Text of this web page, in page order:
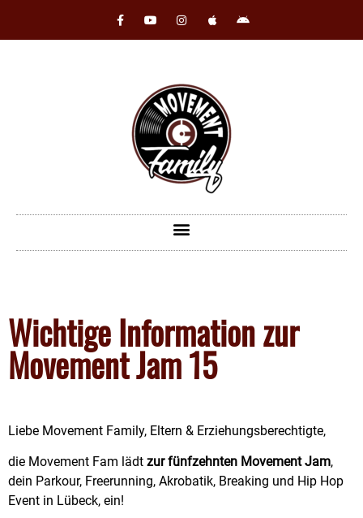
Wichtige Information zur
Movement Jam 15
Liebe Movement Family, Eltern & Erziehungsberechtigte,
die Movement Fam lädt zur fünfzehnten Movement Jam,
dein Parkour, Freerunning, Akrobatik, Breaking und Hip Hop
Event in Lübeck, ein!